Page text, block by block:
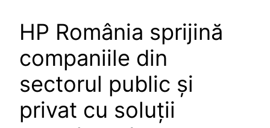
HP România sprijină
companiile din
sectorul public și
privat cu soluții